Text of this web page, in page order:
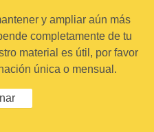
y ampliar aún más
completamente de tu
material es útil, por favor
única o mensual.